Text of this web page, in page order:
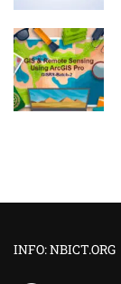
INFO: NBICT.ORG